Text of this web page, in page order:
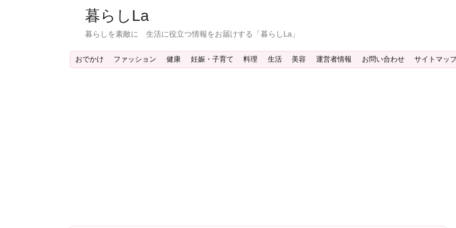
暮らしLa
暮らしを素敵に 生活に役立つ情報をお届けする「暮らしLa」
おでかけ ファッション 健康 妊娠・子育て 料理 生活 美容 運営者情報 お問い合わせ サイトマッ